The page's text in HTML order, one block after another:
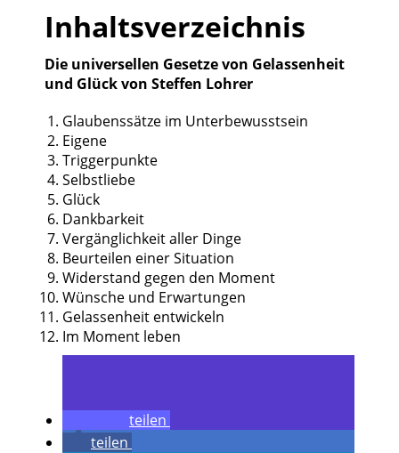
Inhaltsverzeichnis
Die universellen Gesetze von Gelassenheit
und Glück von Steffen Lohrer
Glaubenssätze im Unterbewusstsein
Eigene
Triggerpunkte
Selbstliebe
Glück
Dankbarkeit
Vergänglichkeit aller Dinge
Beurteilen einer Situation
Widerstand gegen den Moment
Wünsche und Erwartungen
Gelassenheit entwickeln
Im Moment leben
teilen
teilen